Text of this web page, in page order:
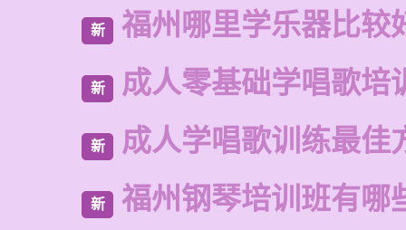
新 福州哪里学乐器比较
新 成人零基础学唱歌培
新 成人学唱歌训练最佳
新 福州钢琴培训班有哪